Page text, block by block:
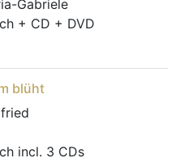
Gabriele
+ CD + DVD
blüht
incl. 3 CDs